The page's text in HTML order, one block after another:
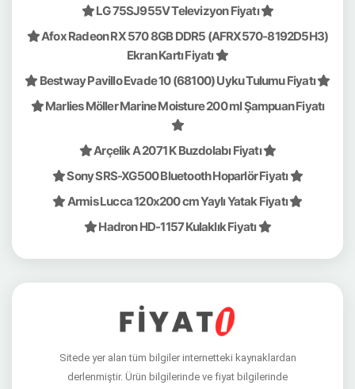
LG 75SJ955V Televizyon Fiyatı
Afox Radeon RX 570 8GB DDR5 (AFRX570-8192D5H3)
Ekran Kartı Fiyatı
Bestway Pavillo Evade 10 (68100) Uyku Tulumu Fiyatı
Marlies Möller Marine Moisture 200 ml Şampuan Fiyatı
Arçelik A 2071 K Buzdolabı Fiyatı
Sony SRS-XG500 Bluetooth Hoparlör Fiyatı
Armis Lucca 120x200 cm Yaylı Yatak Fiyatı
Hadron HD-1157 Kulaklık Fiyatı
Sitede yer alan tüm bilgiler internetteki kaynaklardan
derlenmiştir. Ürün bilgilerinde ve fiyat bilgilerinde